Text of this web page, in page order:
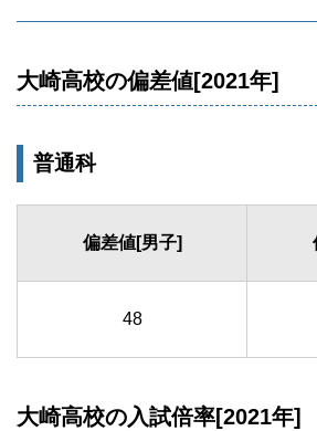
大崎高校の偏差値[2021年]
普通科
偏差値[男子]
48
大崎高校の入試倍率[2021年]